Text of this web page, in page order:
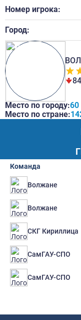
Номер игрока:
Город:
Место по городу:60
Место по стране:
Команда
Волжане
Волжане
СКГ Кириллица
СамГАУ-СПО
СамГАУ-СПО